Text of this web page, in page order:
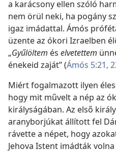
a karácsony ellen szóló
nem örül neki, ha pogány
igaz imádattal. Ámós
üzente az ókori Izraelben
„Gyűlöltem és elvetettem
énekeid zaját” (Ámós 5:21,
Miért fogalmazott ilyen
hogy mit művelt a nép az
királyságában. Az első
aranyborjúkat állított fel
rávette a népet, hogy
Jehova Istent imádták